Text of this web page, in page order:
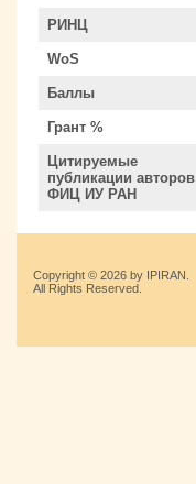
РИНЦ
WoS
Баллы
Грант %
Цитируемые
публикации авторов
ФИЦ ИУ РАН
Copyright © 2026 by IPIRAN.
All Rights Reserved.